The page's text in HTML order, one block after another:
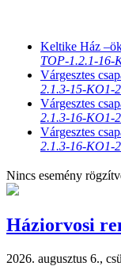
Keltike Ház
TOP-1.2.1-16-
Várgesztes
2.1.3-15-KO1-
Várgesztes
2.1.3-16-KO1-
Várgesztes
2.1.3-16-KO1-
Nincs esemény
Háziorvosi
2026. augusztus 6.,